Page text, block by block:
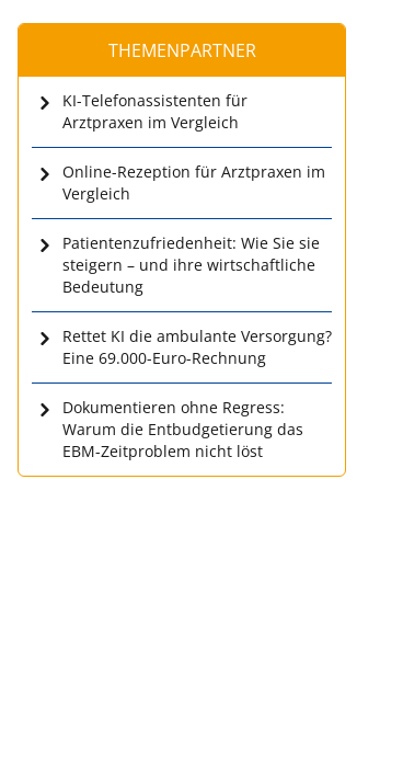
THEMENPARTNER
KI-Telefonassistenten für
Arztpraxen im Vergleich
Online-Rezeption für Arztpraxen im
Vergleich
Patientenzufriedenheit: Wie Sie sie
steigern – und ihre wirtschaftliche
Bedeutung
Rettet KI die ambulante Versorgung?
Eine 69.000-Euro-Rechnung
Dokumentieren ohne Regress:
Warum die Entbudgetierung das
EBM-Zeitproblem nicht löst